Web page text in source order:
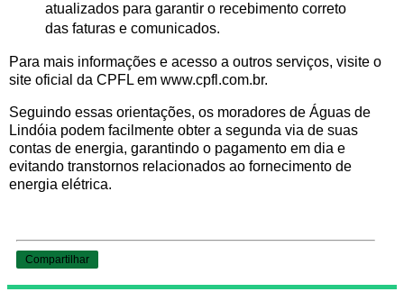
atualizados para garantir o recebimento correto
das faturas e comunicados.
Para mais informações e acesso a outros serviços, visite o
site oficial da CPFL em www.cpfl.com.br.
Seguindo essas orientações, os moradores de Águas de
Lindóia podem facilmente obter a segunda via de suas
contas de energia, garantindo o pagamento em dia e
evitando transtornos relacionados ao fornecimento de
energia elétrica.
Compartilhar